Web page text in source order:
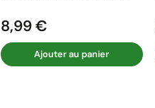
Prix
8,99 €
Ajouter au panier